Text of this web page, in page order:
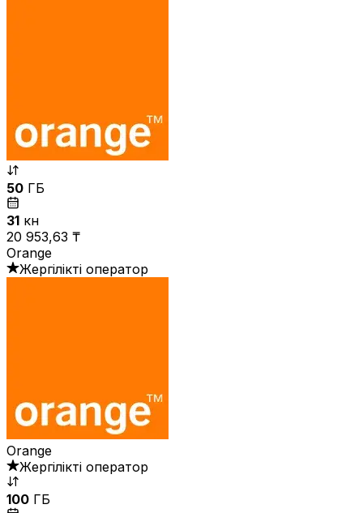
50 ГБ
31 күн
20 953,63 ₸
Orange
Жергілікті оператор
Orange
Жергілікті оператор
100 ГБ